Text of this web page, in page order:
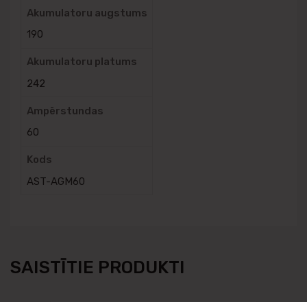
Akumulatoru augstums
190
Akumulatoru platums
242
Ampērstundas
60
Kods
AST-AGM60
SAISTĪTIE PRODUKTI